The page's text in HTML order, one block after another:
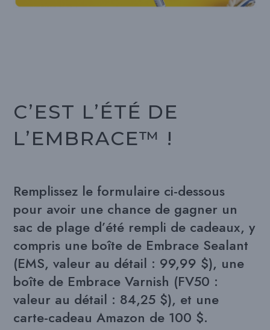
C’EST L’ÉTÉ DE
L’EMBRACE™ !
Remplissez le formulaire ci-dessous
pour avoir une chance de gagner un
sac de plage d’été rempli de cadeaux, y
compris une boîte de Embrace Sealant
(EMS, valeur au détail : 99,99 $), une
boîte de Embrace Varnish (FV50 :
valeur au détail : 84,25 $), et une
carte-cadeau Amazon de 100 $.